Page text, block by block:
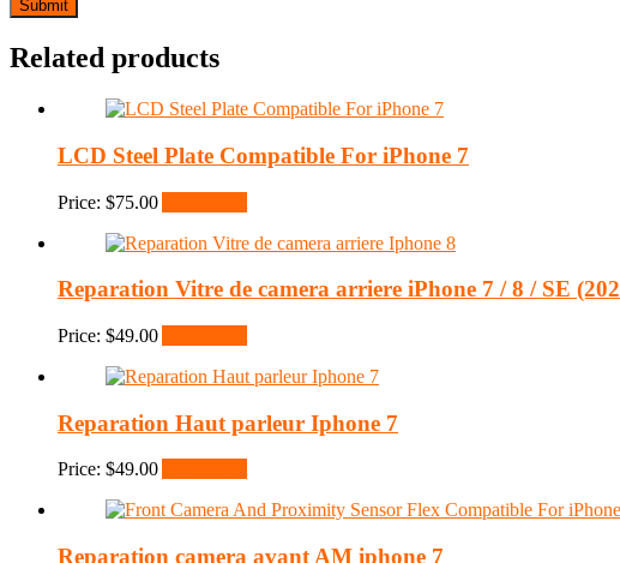
Related products
LCD Steel Plate Compatible For iPhone 7
Price: $75.00
Reparation Vitre de camera arriere iPhone 7 / 8 / SE
Price: $49.00
Reparation Haut parleur Iphone 7
Price: $49.00
Reparation camera avant AM iphone 7